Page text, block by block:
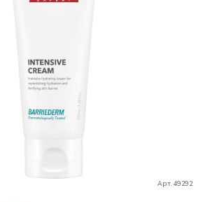
Арт. 49292